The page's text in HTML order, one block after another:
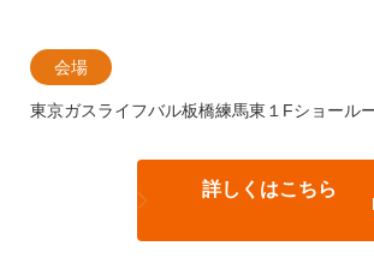
会場
東京ガスライフバル板橋練馬東１Fショール
詳しくはこちら